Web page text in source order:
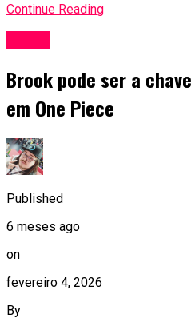
Continue Reading
Brook pode ser a
em One Piece
Published
6 meses ago
on
fevereiro 4, 2026
By